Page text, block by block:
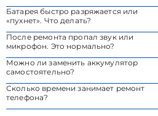
Батарея быстро разряжается или
«пухнет». Что делать?
После ремонта пропал звук или
микрофон. Это нормально?
Можно ли заменить аккумулятор
самостоятельно?
Сколько времени занимает ремонт
телефона?